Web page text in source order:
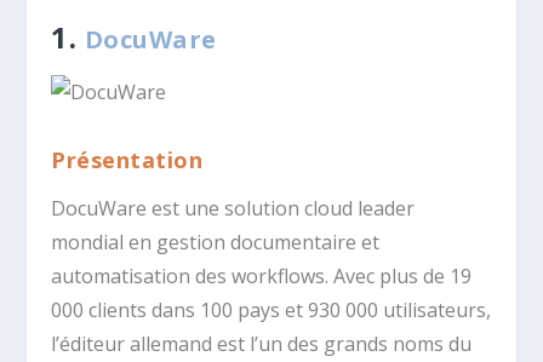
1. DocuWare
Présentation
DocuWare est une solution cloud leader
mondial en gestion documentaire et
automatisation des workflows. Avec plus de 19
000 clients dans 100 pays et 930 000 utilisateurs,
l’éditeur allemand est l’un des grands noms du